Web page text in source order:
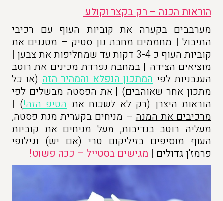
הוראות הכנה – רק בקצר וקולע
מערבבים בקערה את קוביות העוף עם רכיבי
התיבול | מחממים מחבת נון סטיק – מטגנים את
קוביות העוף כ 3-4 דקות עד שמחליפות את צבען
|
מוציאים הצידה | במחבת נפרדת מכינים את רוטב
העגבניות לפיהמתכון הנפלא והמהיר הזה(או כל
מתכון אחר שאוהבים) | את הפסטה מבשלים לפי
הוראות היצרן (רק לא לשכוח את הטיפ הזה!)
|
מרכיבים את המנה– מניחים בקערית מנת פסטה,
מעליה רוטב בנדיבות, מעל מניחים את קוביות
העוף מוסיפים בזיליקום טרי (אם יש) וגילופי
פרמז'ן גדולים | מגישים בסטייל – ככה פשוט!